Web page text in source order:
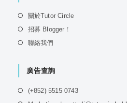
關於Tutor CircleOpens
招募 Blogger！
聯絡我們
new
廣告查詢
(+852) 5515 0743Opens